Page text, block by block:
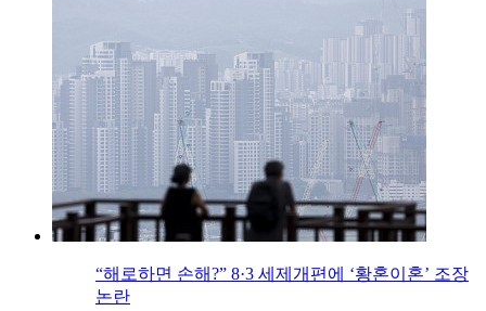
“해로하면 손해?” 8·3 세제개편에 ‘황혼이혼’ 조장
논란